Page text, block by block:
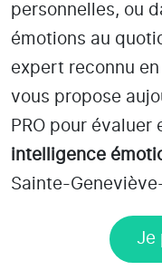
personnelles, ou
émotions au
expert reconnu en
vous propose
PRO pour
intelligence
Sainte-
Je